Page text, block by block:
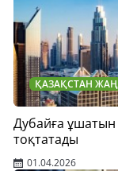
ҚАЗАҚСТАН
Дубайға ұшатын
тоқтатады
01.04.2026